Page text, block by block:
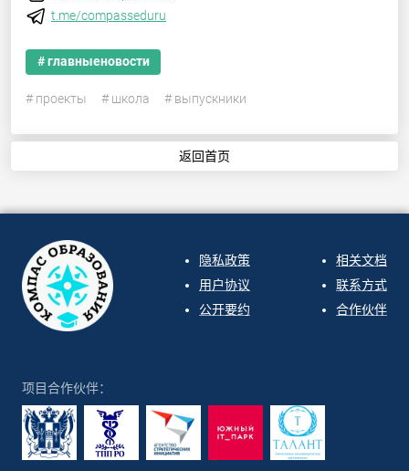
t.me/compasseduru
# главныеновости
# проекты # школа # выпускники
返回首页
隐私政策
用户协议
公开要约
相关文档
联系方式
合作伙伴
项目合作伙伴：